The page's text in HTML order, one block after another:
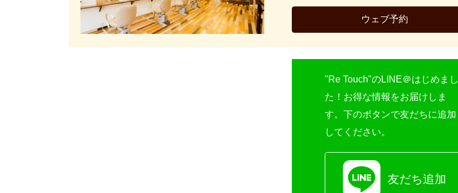
ウェブ予約
"Re Touch"のLINE＠はじめまし
た！お得な情報をお届けしま
す。下のボタンで友だちに追加
してください。
友だち追加